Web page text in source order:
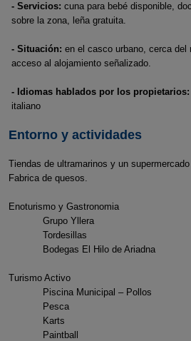
- Servicios: cuna para bebé disponible,
sobre la zona, leña gratuita.
- Situación: en el casco urbano, cerca
acceso al alojamiento señalizado.
- Idiomas hablados por los propietarios:
italiano
Entorno y actividades
Tiendas de ultramarinos y un supermercado
Fabrica de quesos.
Enoturismo y Gastronomia
Grupo Yllera
Tordesillas
Bodegas El Hilo de Ariadna
Turismo Activo
Piscina Municipal – Pollos
Pesca
Karts
Paintball